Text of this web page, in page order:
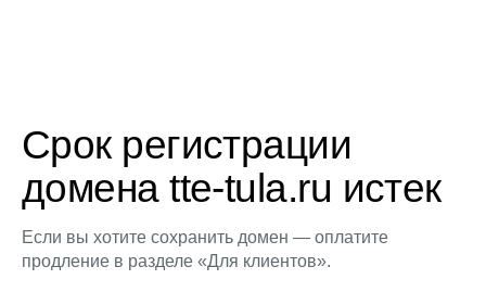
Срок регистрации
домена tte-tula.ru истек
Если вы хотите сохранить домен — оплатите
продление в разделе «Для клиентов».